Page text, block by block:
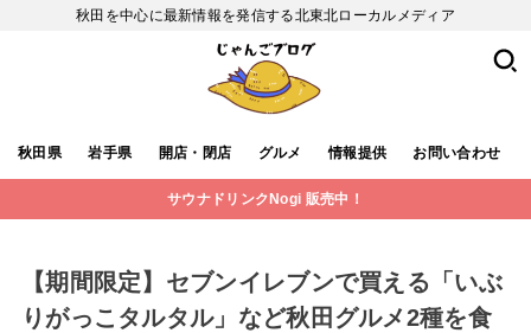
秋田を中心に最新情報を発信する北東北ローカルメディア
秋田県 岩手県 開店・閉店 グルメ 情報提供 お問い合わせ
サウナドリンクNogi 販売中！
【期間限定】セブンイレブンで買える「いぶ
りがっこタルタル」など秋田グルメ2種を食